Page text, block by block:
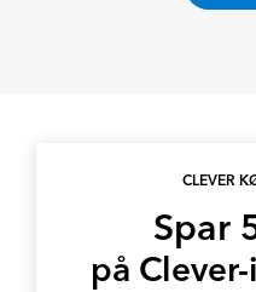
CLEVER
Spar
på